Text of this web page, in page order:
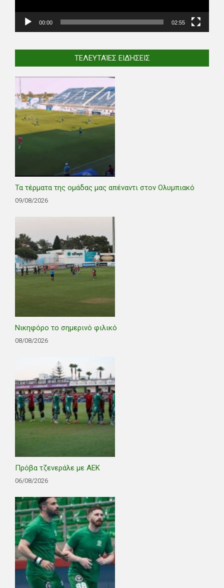
00:00 02:55
ΤΕΛΕΥΤΑΊΕΣ ΕΙΔΉΣΕΙΣ
Τα τέρματα της ομάδας μας απέναντι στον Ολυμπιακό
09/08/2026
Νικηφόρο το σημερινό φιλικό
08/08/2026
Πρόβα τζενεράλε με ΑΕΚ
06/08/2026